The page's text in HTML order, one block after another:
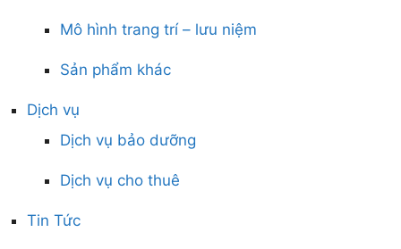
Mô hình trang trí – lưu niệm
Sản phẩm khác
Dịch vụ
Dịch vụ bảo dưỡng
Dịch vụ cho thuê
Tin Tức